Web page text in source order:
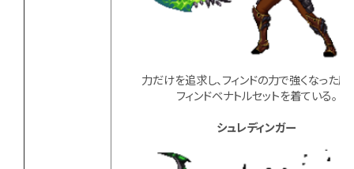
力だけを追求し、フィンドの力で強くなった
フィンドベナトルセットを着ている。
シュレディンガー